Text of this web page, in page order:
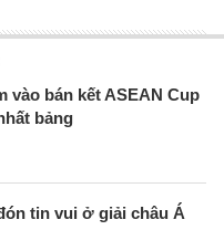
vào bán kết ASEAN Cup
bảng
tin vui ở giải châu Á